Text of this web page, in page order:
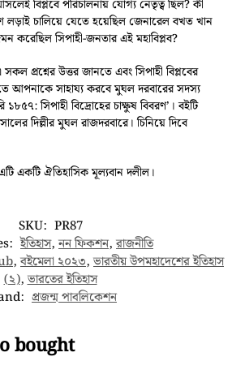
বিপ্লবে পরিচালনায় যোগ্য নেতৃত্ব ছিল? কী
লড়াই চালিয়ে যেতে হয়েছিল জেনারেল বখত খান
করেছিল সিপাহী-জনতার এই মহাবিপ্লব?
প্রশ্নের উত্তর জানতে এবং সিপাহী বিপ্লবের
আপনাকে সাহায্য করবে মুঘল দরবারের সদস্য
সিপাহী বিদ্রোহের চাক্ষুষ বিবরণ’। বইটি
দিল্লীর মুঘল রাজদরবারে। চিনিয়ে দিবে
একটি ঐতিহাসিক মূল্যবান দলীল।
SKU: PR87
ইতিহাস, নন ফিকশন, রাজনীতি
, বইমেলা ২০২৩, ভারতীয় উপমহাদেশের ইতিহাস
(২),ভারতের ইতিহাস
প্রজন্ম পাবলিকেশন
bought